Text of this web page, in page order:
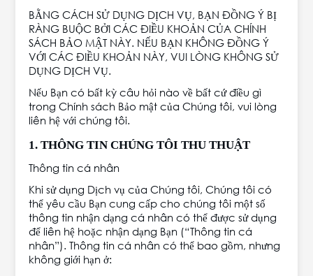
BẰNG CÁCH SỬ DỤNG DỊCH VỤ, BẠN ĐỒNG Ý BỊ
RÀNG BUỘC BỞI CÁC ĐIỀU KHOẢN CỦA CHÍNH
SÁCH BẢO MẬT NÀY. NẾU BẠN KHÔNG ĐỒNG Ý
VỚI CÁC ĐIỀU KHOẢN NÀY, VUI LÒNG KHÔNG SỬ
DỤNG DỊCH VỤ.
Nếu Bạn có bất kỳ câu hỏi nào về bất cứ điều gì
trong Chính sách Bảo mật của Chúng tôi, vui lòng
liên hệ với chúng tôi.
1. THÔNG TIN CHÚNG TÔI THU THUẬT
Thông tin cá nhân
Khi sử dụng Dịch vụ của Chúng tôi, Chúng tôi có
thể yêu cầu Bạn cung cấp cho chúng tôi một số
thông tin nhận dạng cá nhân có thể được sử dụng
để liên hệ hoặc nhận dạng Bạn (“Thông tin cá
nhân”). Thông tin cá nhân có thể bao gồm, nhưng
không giới hạn ở: